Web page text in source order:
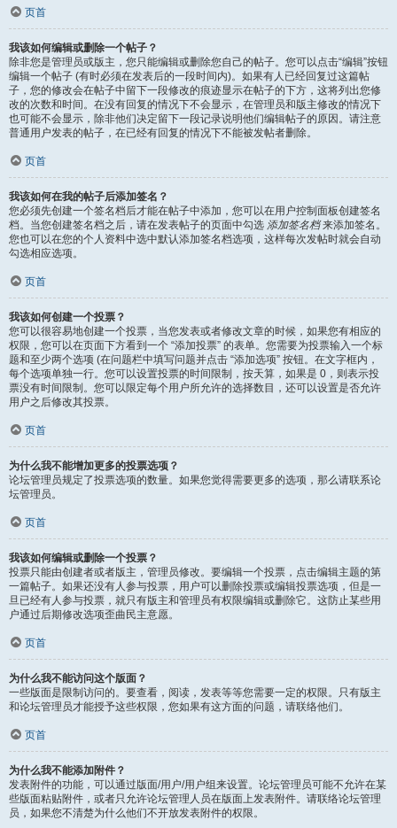
页首
我该如何编辑或删除一个帖子？
除非您是管理员或版主，您只能编辑或删除您自己的帖子。您可以点击“编辑”按钮
编辑一个帖子 (有时必须在发表后的一段时间内)。如果有人已经回复过这篇帖
子，您的修改会在帖子中留下一段修改的痕迹显示在帖子的下方，这将列出您修
改的次数和时间。在没有回复的情况下不会显示，在管理员和版主修改的情况下
也可能不会显示，除非他们决定留下一段记录说明他们编辑帖子的原因。请注意
普通用户发表的帖子，在已经有回复的情况下不能被发帖者删除。
页首
我该如何在我的帖子后添加签名？
您必须先创建一个签名档后才能在帖子中添加，您可以在用户控制面板创建签名
档。当您创建签名档之后，请在发表帖子的页面中勾选 添加签名档来添加签名。
您也可以在您的个人资料中选中默认添加签名档选项，这样每次发帖时就会自动
勾选相应选项。
页首
我该如何创建一个投票？
您可以很容易地创建一个投票，当您发表或者修改文章的时候，如果您有相应的
权限，您可以在页面下方看到一个 “添加投票” 的表单。您需要为投票输入一个标
题和至少两个选项 (在问题栏中填写问题并点击 “添加选项” 按钮。在文字框内，
每个选项单独一行。您可以设置投票的时间限制，按天算，如果是 0，则表示投
票没有时间限制。您可以限定每个用户所允许的选择数目，还可以设置是否允许
用户之后修改其投票。
页首
为什么我不能增加更多的投票选项？
论坛管理员规定了投票选项的数量。如果您觉得需要更多的选项，那么请联系论
坛管理员。
页首
我该如何编辑或删除一个投票？
投票只能由创建者或者版主，管理员修改。要编辑一个投票，点击编辑主题的第
一篇帖子。如果还没有人参与投票，用户可以删除投票或编辑投票选项，但是一
旦已经有人参与投票，就只有版主和管理员有权限编辑或删除它。这防止某些用
户通过后期修改选项歪曲民主意愿。
页首
为什么我不能访问这个版面？
一些版面是限制访问的。要查看，阅读，发表等等您需要一定的权限。只有版主
和论坛管理员才能授予这些权限，您如果有这方面的问题，请联络他们。
页首
为什么我不能添加附件？
发表附件的功能，可以通过版面/用户/用户组来设置。论坛管理员可能不允许在某
些版面粘贴附件，或者只允许论坛管理人员在版面上发表附件。请联络论坛管理
员，如果您不清楚为什么他们不开放发表附件的权限。